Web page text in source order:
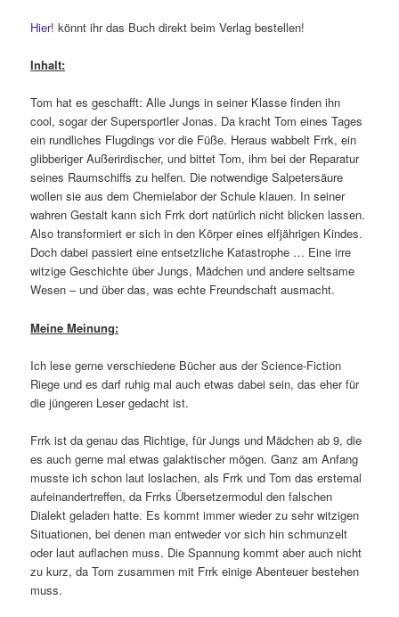
Hier! könnt ihr das Buch direkt beim Verlag bestellen!
Inhalt:
Tom hat es geschafft: Alle Jungs in seiner Klasse finden ihn
cool, sogar der Supersportler Jonas. Da kracht Tom eines Tages
ein rundliches Flugdings vor die Füße. Heraus wabbelt Frrk, ein
glibberiger Außerirdischer, und bittet Tom, ihm bei der Reparatur
seines Raumschiffs zu helfen. Die notwendige Salpetersäure
wollen sie aus dem Chemielabor der Schule klauen. In seiner
wahren Gestalt kann sich Frrk dort natürlich nicht blicken lassen.
Also transformiert er sich in den Körper eines elfjährigen Kindes.
Doch dabei passiert eine entsetzliche Katastrophe … Eine irre
witzige Geschichte über Jungs, Mädchen und andere seltsame
Wesen – und über das, was echte Freundschaft ausmacht.
Meine Meinung:
Ich lese gerne verschiedene Bücher aus der Science-Fiction
Riege und es darf ruhig mal auch etwas dabei sein, das eher für
die jüngeren Leser gedacht ist.
Frrk ist da genau das Richtige, für Jungs und Mädchen ab 9, die
es auch gerne mal etwas galaktischer mögen. Ganz am Anfang
musste ich schon laut loslachen, als Frrk und Tom das erstemal
aufeinandertreffen, da Frrks Übersetzermodul den falschen
Dialekt geladen hatte. Es kommt immer wieder zu sehr witzigen
Situationen, bei denen man entweder vor sich hin schmunzelt
oder laut auflachen muss. Die Spannung kommt aber auch nicht
zu kurz, da Tom zusammen mit Frrk einige Abenteuer bestehen
muss.